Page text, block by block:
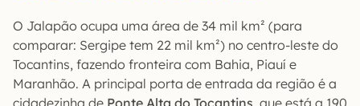
O Jalapão ocupa uma área de 34 mil km² (para
comparar: Sergipe tem 22 mil km²) no centro-leste do
Tocantins, fazendo fronteira com Bahia, Piauí e
Maranhão. A principal porta de entrada da região é a
cidadezinha de Ponte Alta do Tocantins, que está a 190